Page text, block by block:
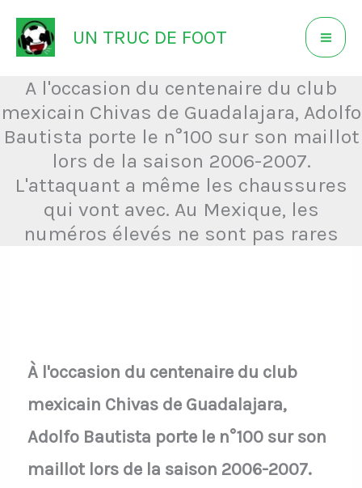
Aller
au
contenu
UN TRUC DE FOOT
A l'occasion du centenaire du club
mexicain Chivas de Guadalajara, Adolfo
Bautista porte le n°100 sur son maillot
lors de la saison 2006-2007.
L'attaquant a même les chaussures
qui vont avec. Au Mexique, les
numéros élevés ne sont pas rares
À l'occasion du centenaire du club
mexicain Chivas de Guadalajara,
Adolfo Bautista porte le n°100 sur son
maillot lors de la saison 2006-2007.